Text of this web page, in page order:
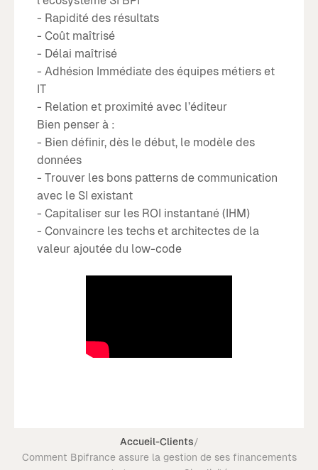
- Rapidité des résultats
- Coût maîtrisé
- Délai maîtrisé
- Adhésion Immédiate des équipes métiers et
IT
- Relation et proximité avec l’éditeur
Bien penser à :
- Bien définir, dès le début, le modèle des
données
- Trouver les bons patterns de communication
avec le SI existant
- Capitaliser sur les ROI instantané (IHM)
- Convaincre les techs et architectes de la
valeur ajoutée du low-code
Accueil-Clients/
Comment Bpifrance assure la gestion de ses financements